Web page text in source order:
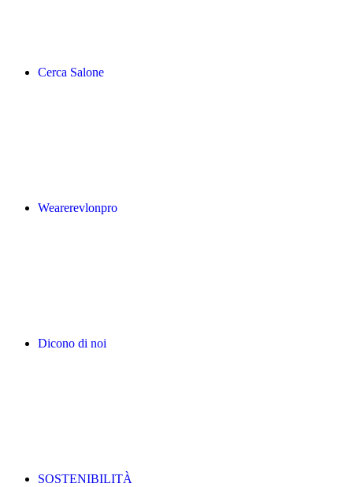
Cerca Salone
Wearerevlonpro
Dicono di noi
SOSTENIBILITÀ